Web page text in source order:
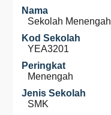
Nama
Sekolah
Kod Sekolah
YEA3201
Peringkat
Menengah
Jenis Sekolah
SMK